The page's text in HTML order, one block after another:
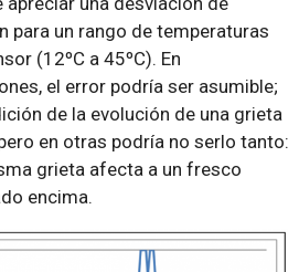
para un rango de temperaturas
(12ºC a 45ºC). En
el error podría ser asumible;
de la evolución de una grieta
en otras podría no serlo tanto:
grieta afecta a un fresco
encima.